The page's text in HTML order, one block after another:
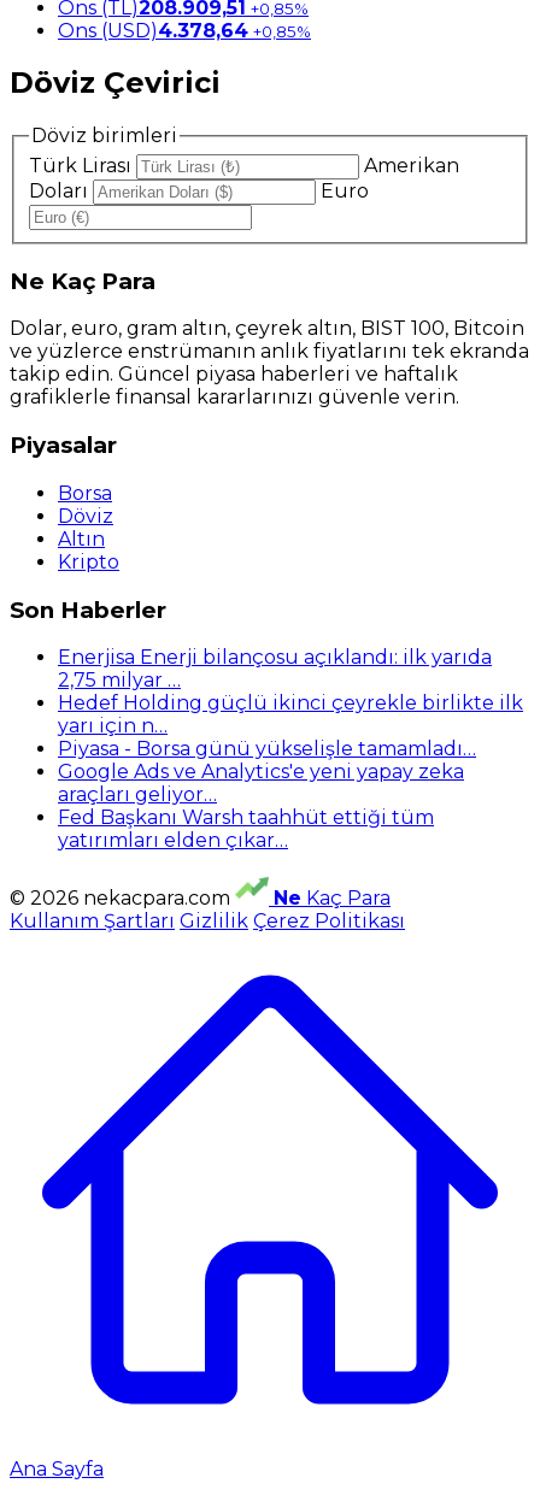
Ons (TL)208.909,51 +0,85%
Ons (USD)4.378,64 +0,85%
Döviz Çevirici
Döviz birimleri
Türk Lirası
Amerikan
Doları
Euro
Ne Kaç Para
Dolar, euro, gram altın, çeyrek altın, BIST 100, Bitcoin
ve yüzlerce enstrümanın anlık fiyatlarını tek ekranda
takip edin. Güncel piyasa haberleri ve haftalık
grafiklerle finansal kararlarınızı güvenle verin.
Piyasalar
Borsa
Döviz
Altın
Kripto
Son Haberler
Enerjisa Enerji bilançosu açıklandı: ilk yarıda
2,75 milyar …
Hedef Holding güçlü ikinci çeyrekle birlikte ilk
yarı için n…
Piyasa - Borsa günü yükselişle tamamladı…
Google Ads ve Analytics'e yeni yapay zeka
araçları geliyor…
Fed Başkanı Warsh taahhüt ettiği tüm
yatırımları elden çıkar…
© 2026 nekacpara.com Ne Kaç Para
Kullanım Şartları Gizlilik Çerez Politikası
Ana Sayfa